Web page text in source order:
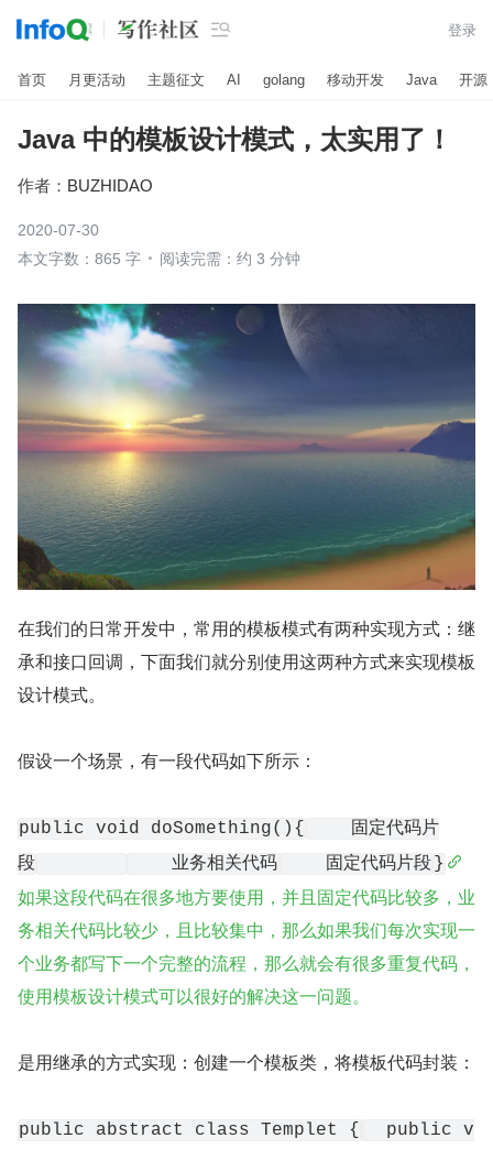
 登录
首页 月更活动 主题征文 AI golang 移动开发 Java 开源
Java 中的模板设计模式，太实用了！
作者： BUZHIDAO
2020-07-30
本文字数：865 字
阅读完需：约 3 分钟
在我们的日常开发中，常用的模板模式有两种实现方式：继
承和接口回调，下面我们就分别使用这两种方式来实现模板
设计模式。
假设一个场景，有一段代码如下所示：
public void doSomething(){
固定代码片
段
业务相关代码 固定代码片段 }
如果这段代码在很多地方要使用，并且固定代码比较多，业
务相关代码比较少，且比较集中，那么如果我们每次实现一
个业务都写下一个完整的流程，那么就会有很多重复代码，
使用模板设计模式可以很好的解决这一问题。
是用继承的方式实现：创建一个模板类，将模板代码封装：
public abstract class Templet {
public v